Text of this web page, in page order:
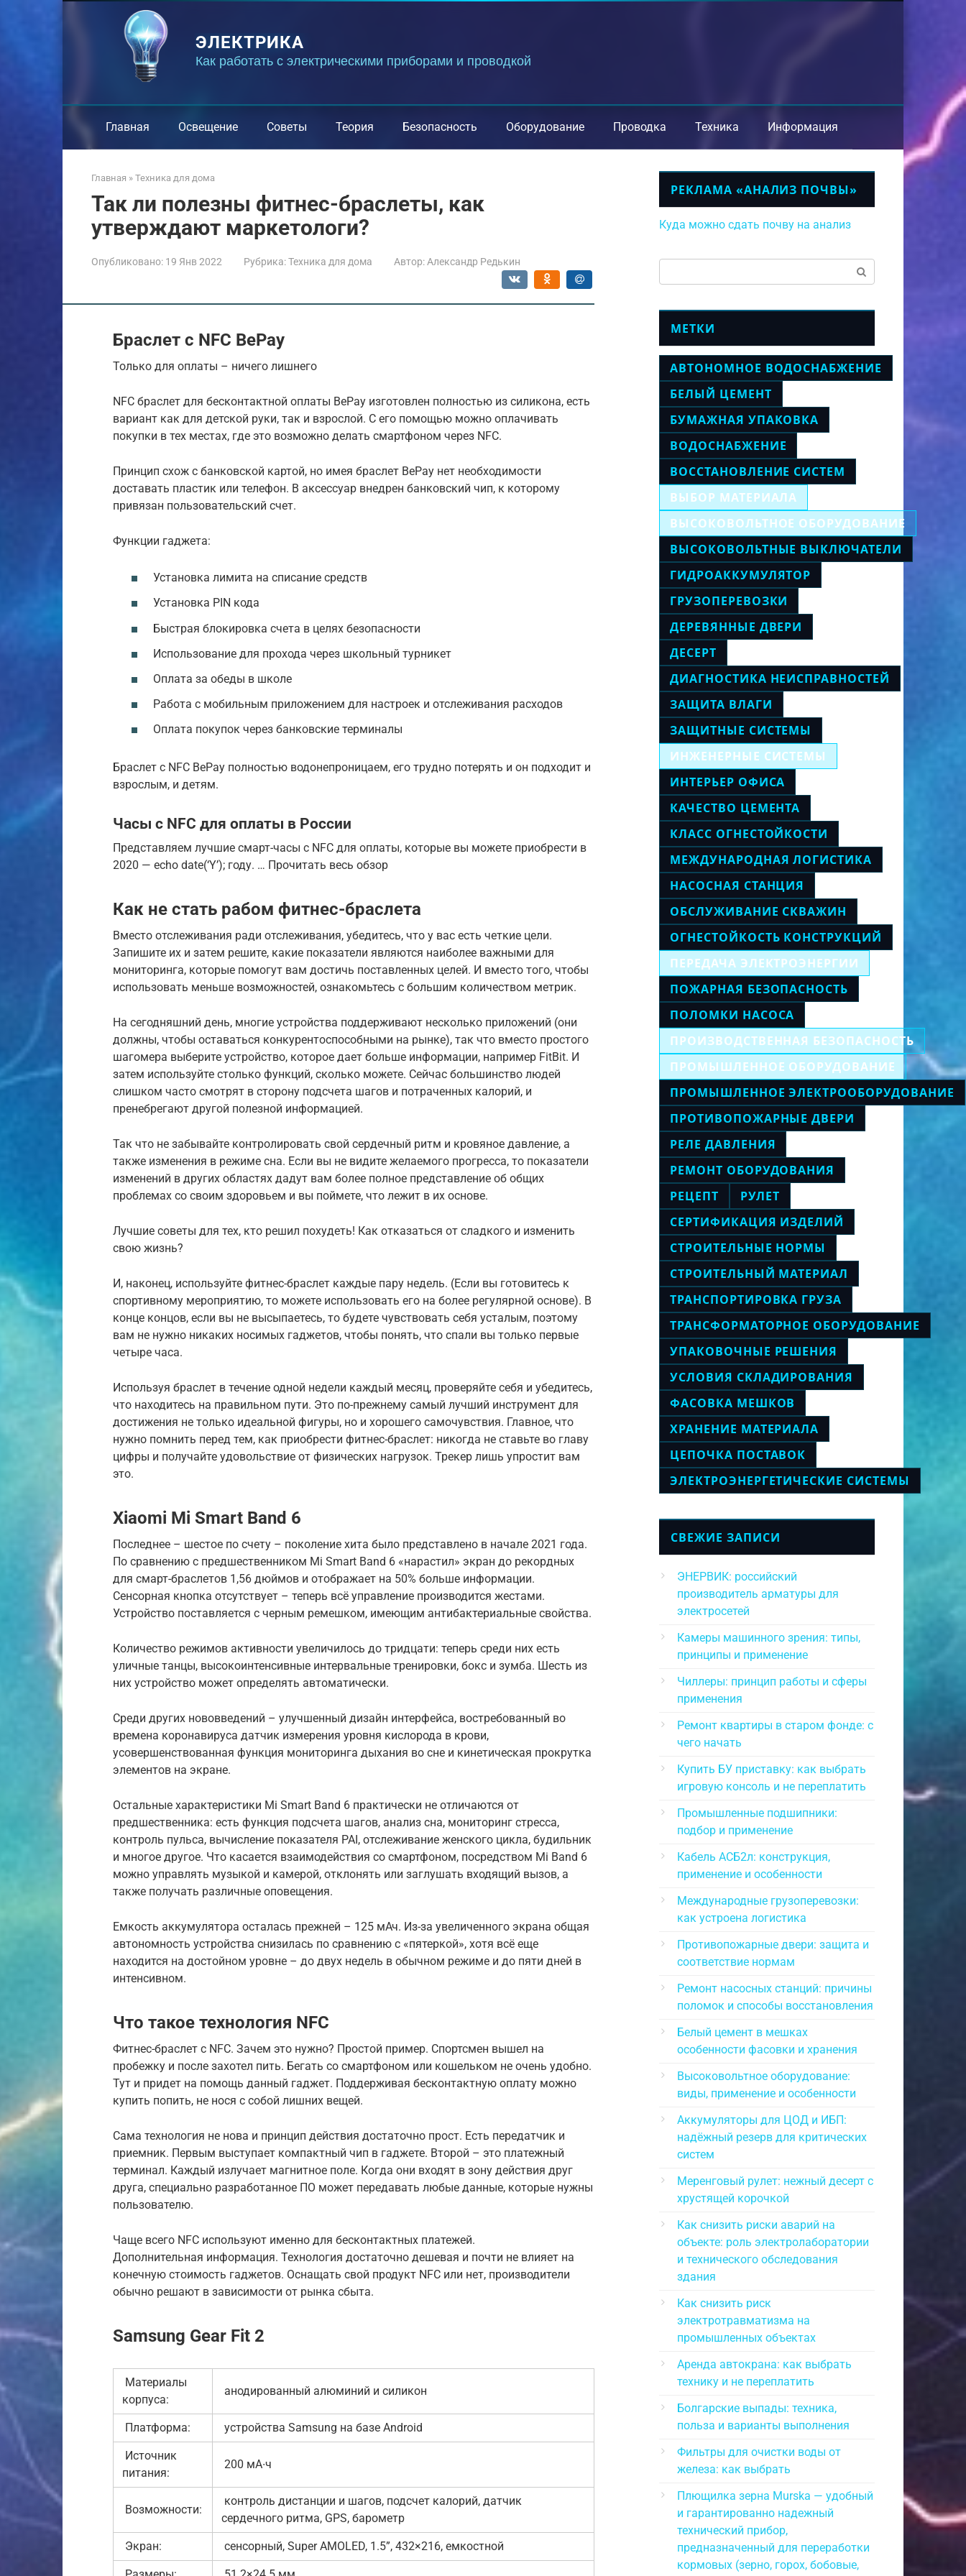
ЭЛЕКТРИКА
Как работать с электрическими приборами и проводкой
Главная Освещение Советы Теория Безопасность Оборудование Проводка Техника Информация
Главная » Техника для дома
Так ли полезны фитнес-браслеты, как
утверждают маркетологи?
Опубликовано: 19 Янв 2022 Рубрика:Техника для дома Автор: Александр Редькин
Браслет с NFC BePay
Только для оплаты – ничего лишнего
NFC браслет для бесконтактной оплаты BePay изготовлен полностью из силикона, есть
вариант как для детской руки, так и взрослой. С его помощью можно оплачивать
покупки в тех местах, где это возможно делать смартфоном через NFC.
Принцип схож с банковской картой, но имея браслет BePay нет необходимости
доставать пластик или телефон. В аксессуар внедрен банковский чип, к которому
привязан пользовательский счет.
Функции гаджета:
Установка лимита на списание средств
Установка PIN кода
Быстрая блокировка счета в целях безопасности
Использование для прохода через школьный турникет
Оплата за обеды в школе
Работа с мобильным приложением для настроек и отслеживания расходов
Оплата покупок через банковские терминалы
Браслет с NFC BePay полностью водонепроницаем, его трудно потерять и он подходит и
взрослым, и детям.
Часы с NFC для оплаты в России
Представляем лучшие смарт-часы с NFC для оплаты, которые вы можете приобрести в
2020 — echo date(‘Y’); году. … Прочитать весь обзор
Как не стать рабом фитнес-браслета
Вместо отслеживания ради отслеживания, убедитесь, что у вас есть четкие цели.
Запишите их и затем решите, какие показатели являются наиболее важными для
мониторинга, которые помогут вам достичь поставленных целей. И вместо того, чтобы
использовать меньше возможностей, ознакомьтесь с большим количеством метрик.
На сегодняшний день, многие устройства поддерживают несколько приложений (они
должны, чтобы оставаться конкурентоспособными на рынке), так что вместо простого
шагомера выберите устройство, которое дает больше информации, например FitBit. И
затем используйте столько функций, сколько можете. Сейчас большинство людей
слишком часто смотрят в сторону подсчета шагов и потраченных калорий, и
пренебрегают другой полезной информацией.
Так что не забывайте контролировать свой сердечный ритм и кровяное давление, а
также изменения в режиме сна. Если вы не видите желаемого прогресса, то показатели
изменений в других областях дадут вам более полное представление об общих
проблемах со своим здоровьем и вы поймете, что лежит в их основе.
Лучшие советы для тех, кто решил похудеть! Как отказаться от сладкого и изменить
свою жизнь?
И, наконец, используйте фитнес-браслет каждые пару недель. (Если вы готовитесь к
спортивному мероприятию, то можете использовать его на более регулярной основе). В
конце концов, если вы не высыпаетесь, то будете чувствовать себя усталым, поэтому
вам не нужно никаких носимых гаджетов, чтобы понять, что спали вы только первые
четыре часа.
Используя браслет в течение одной недели каждый месяц, проверяйте себя и убедитесь,
что находитесь на правильном пути. Это по-прежнему самый лучший инструмент для
достижения не только идеальной фигуры, но и хорошего самочувствия. Главное, что
нужно помнить перед тем, как приобрести фитнес-браслет: никогда не ставьте во главу
цифры и получайте удовольствие от физических нагрузок. Трекер лишь упростит вам
это.
Xiaomi Mi Smart Band 6
Последнее – шестое по счету – поколение хита было представлено в начале 2021 года.
По сравнению с предшественником Mi Smart Band 6 «нарастил» экран до рекордных
для смарт-браслетов 1,56 дюймов и отображает на 50% больше информации.
Сенсорная кнопка отсутствует – теперь всё управление производится жестами.
Устройство поставляется с черным ремешком, имеющим антибактериальные свойства.
Количество режимов активности увеличилось до тридцати: теперь среди них есть
уличные танцы, высокоинтенсивные интервальные тренировки, бокс и зумба. Шесть из
них устройство может определять автоматически.
Среди других нововведений – улучшенный дизайн интерфейса, востребованный во
времена коронавируса датчик измерения уровня кислорода в крови,
усовершенствованная функция мониторинга дыхания во сне и кинетическая прокрутка
элементов на экране.
Остальные характеристики Mi Smart Band 6 практически не отличаются от
предшественника: есть функция подсчета шагов, анализ сна, мониторинг стресса,
контроль пульса, вычисление показателя PAI, отслеживание женского цикла, будильник
и многое другое. Что касается взаимодействия со смартфоном, посредством Mi Band 6
можно управлять музыкой и камерой, отклонять или заглушать входящий вызов, а
также получать различные оповещения.
Емкость аккумулятора осталась прежней – 125 мАч. Из-за увеличенного экрана общая
автономность устройства снизилась по сравнению с «пятеркой», хотя всё еще
находится на достойном уровне – до двух недель в обычном режиме и до пяти дней в
интенсивном.
Что такое технология NFC
Фитнес-браслет с NFC. Зачем это нужно? Простой пример. Спортсмен вышел на
пробежку и после захотел пить. Бегать со смартфоном или кошельком не очень удобно.
Тут и придет на помощь данный гаджет. Поддерживая бесконтактную оплату можно
купить попить, не нося с собой лишних вещей.
Сама технология не нова и принцип действия достаточно прост. Есть передатчик и
приемник. Первым выступает компактный чип в гаджете. Второй – это платежный
терминал. Каждый излучает магнитное поле. Когда они входят в зону действия друг
друга, специально разработанное ПО может передавать любые данные, которые нужны
пользователю.
Чаще всего NFC используют именно для бесконтактных платежей.
Дополнительная информация. Технология достаточно дешевая и почти не влияет на
конечную стоимость гаджетов. Оснащать свой продукт NFC или нет, производители
обычно решают в зависимости от рынка сбыта.
Samsung Gear Fit 2
Материалы
корпуса:
анодированный алюминий и силикон
Платформа: устройства Samsung на базе Android
Источник
питания:
200 мА∙ч
Возможности:
контроль дистанции и шагов, подсчет калорий, датчик
сердечного ритма, GPS, барометр
Экран: сенсорный, Super AMOLED, 1.5”, 432×216, емкостной
РЕКЛАМА «АНАЛИЗ ПОЧВЫ»
Куда можно сдать почву на анализ
МЕТКИ
АВТОНОМНОЕ ВОДОСНАБЖЕНИЕ
БЕЛЫЙ ЦЕМЕНТ
БУМАЖНАЯ УПАКОВКА
ВОДОСНАБЖЕНИЕ
ВОССТАНОВЛЕНИЕ СИСТЕМ
ВЫБОР МАТЕРИАЛА
ВЫСОКОВОЛЬТНОЕ ОБОРУДОВАНИЕ
ВЫСОКОВОЛЬТНЫЕ ВЫКЛЮЧАТЕЛИ
ГИДРОАККУМУЛЯТОР
ГРУЗОПЕРЕВОЗКИ
ДЕРЕВЯННЫЕ ДВЕРИ
ДЕСЕРТ
ДИАГНОСТИКА НЕИСПРАВНОСТЕЙ
ЗАЩИТА ВЛАГИ
ЗАЩИТНЫЕ СИСТЕМЫ
ИНЖЕНЕРНЫЕ СИСТЕМЫ
ИНТЕРЬЕР ОФИСА
КАЧЕСТВО ЦЕМЕНТА
КЛАСС ОГНЕСТОЙКОСТИ
МЕЖДУНАРОДНАЯ ЛОГИСТИКА
НАСОСНАЯ СТАНЦИЯ
ОБСЛУЖИВАНИЕ СКВАЖИН
ОГНЕСТОЙКОСТЬ КОНСТРУКЦИЙ
ПЕРЕДАЧА ЭЛЕКТРОЭНЕРГИИ
ПОЖАРНАЯ БЕЗОПАСНОСТЬ
ПОЛОМКИ НАСОСА
ПРОИЗВОДСТВЕННАЯ БЕЗОПАСНОСТЬ
ПРОМЫШЛЕННОЕ ОБОРУДОВАНИЕ
ПРОМЫШЛЕННОЕ ЭЛЕКТРООБОРУДОВАНИЕ
ПРОТИВОПОЖАРНЫЕ ДВЕРИ
РЕЛЕ ДАВЛЕНИЯ
РЕМОНТ ОБОРУДОВАНИЯ
РЕЦЕПТ
РУЛЕТ
СЕРТИФИКАЦИЯ ИЗДЕЛИЙ
СТРОИТЕЛЬНЫЕ НОРМЫ
СТРОИТЕЛЬНЫЙ МАТЕРИАЛ
ТРАНСПОРТИРОВКА ГРУЗА
ТРАНСФОРМАТОРНОЕ ОБОРУДОВАНИЕ
УПАКОВОЧНЫЕ РЕШЕНИЯ
УСЛОВИЯ СКЛАДИРОВАНИЯ
ФАСОВКА МЕШКОВ
ХРАНЕНИЕ МАТЕРИАЛА
ЦЕПОЧКА ПОСТАВОК
ЭЛЕКТРОЭНЕРГЕТИЧЕСКИЕ СИСТЕМЫ
СВЕЖИЕ ЗАПИСИ
ЭНЕРВИК: российский
производитель арматуры для
электросетей
Камеры машинного зрения: типы,
принципы и применение
Чиллеры: принцип работы и сферы
применения
Ремонт квартиры в старом фонде: с
чего начать
Купить БУ приставку: как выбрать
игровую консоль и не переплатить
Промышленные подшипники:
подбор и применение
Кабель АСБ2л: конструкция,
применение и особенности
Международные грузоперевозки:
как устроена логистика
Противопожарные двери: защита и
соответствие нормам
Ремонт насосных станций: причины
поломок и способы восстановления
Белый цемент в мешках
особенности фасовки и хранения
Высоковольтное оборудование:
виды, применение и особенности
Аккумуляторы для ЦОД и ИБП:
надёжный резерв для критических
систем
Меренговый рулет: нежный десерт с
хрустящей корочкой
Как снизить риски аварий на
объекте: роль электролаборатории
и технического обследования
здания
Как снизить риск
электротравматизма на
промышленных объектах
Аренда автокрана: как выбрать
технику и не переплатить
Болгарские выпады: техника,
польза и варианты выполнения
Фильтры для очистки воды от
железа: как выбрать
Плющилка зерна Murska — удобный
и гарантированно надежный
технический прибор,
предназначенный для переработки
кормовых (зерно, горох, бобовые,